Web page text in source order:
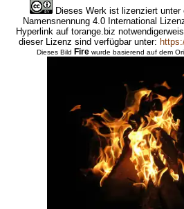
Dieses Werk ist lizenziert unter
Namensnennung 4.0 International
Hyperlink auf torange.biz
dieser Lizenz sind verfügbar unter:
Dieses Bild Firewurde basierend auf dem